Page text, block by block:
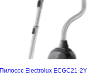
Пилосос Electrolux ECGC21-2Y